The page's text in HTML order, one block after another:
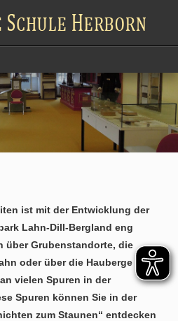
ist mit der Entwicklung der
Lahn-Dill-Bergland eng
über Grubenstandorte, die
oder über die Hauberge
vielen Spuren in der
Spuren können Sie in der
zum Staunen“ entdecken